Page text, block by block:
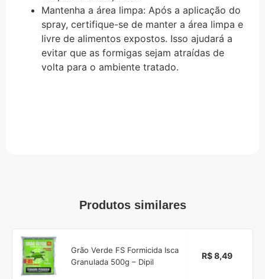
Mantenha a área limpa: Após a aplicação do
spray, certifique-se de manter a área limpa e
livre de alimentos expostos. Isso ajudará a
evitar que as formigas sejam atraídas de
volta para o ambiente tratado.
Produtos similares
Grão Verde FS Formicida Isca
Granulada 500g – Dipil
R$ 8,49